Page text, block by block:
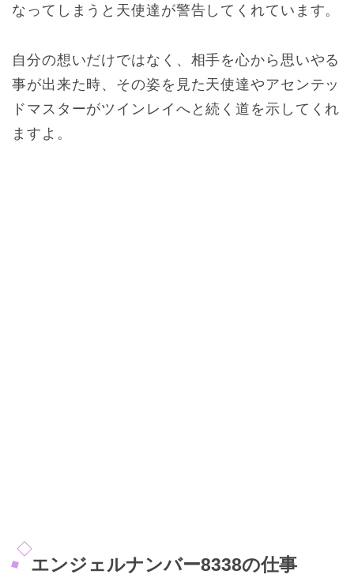
なってしまうと天使達が警告してくれています。
自分の想いだけではなく、相手を心から思いやる
事が出来た時、その姿を見た天使達やアセンテッ
ドマスターがツインレイへと続く道を示してくれ
ますよ。
エンジェルナンバー8338の仕事